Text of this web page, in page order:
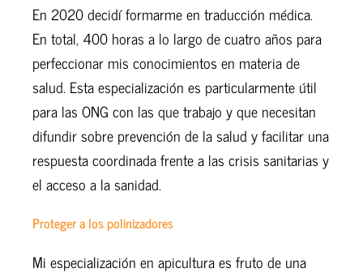
En 2020 decidí formarme en traducción médica.
En total, 400 horas a lo largo de cuatro años para
perfeccionar mis conocimientos en materia de
salud. Esta especialización es particularmente útil
para las ONG con las que trabajo y que necesitan
difundir sobre prevención de la salud y facilitar una
respuesta coordinada frente a las crisis sanitarias y
el acceso a la sanidad.
Proteger a los polinizadores
Mi especialización en apicultura es fruto de una